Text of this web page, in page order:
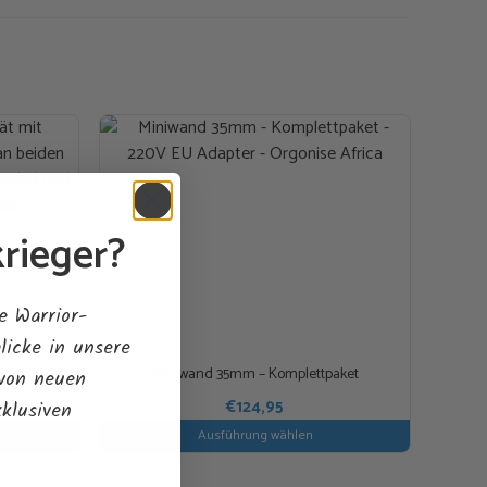
ist ein extragroßer Quarzkristall mit einer langen,
in 6 Knoten verdrehten Moebius-Spule. Der Kristall
blauen LED-Licht beleuchtet und in
Orgonit eingebettet.
ein Skalarfeld (stehende Welle) und bringt den
eigenen hohen Resonanzfrequenz zu vibrieren.
aktives Orgonfeld im Äther, das man als weißes
das die meisten „psychischen Spionageangriffe”
Angriffe neutralisiert. Andererseits ist es sehr
Miniwand 35mm – Komplettpaket
€124,95
Ausführung wählen
Warrior-
in unsere
neuen